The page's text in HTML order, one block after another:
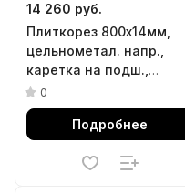
14 260 руб.
Плиткорез 800х14мм,
цельнометал. напр.,
каретка на подш.,
стальная станина,
рукоятка-пенал Denzel
0
Подробнее